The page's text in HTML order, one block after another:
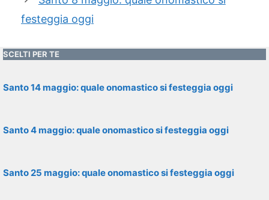
festeggia oggi
SCELTI PER TE
Santo 14 maggio: quale onomastico si festeggia oggi
Santo 4 maggio: quale onomastico si festeggia oggi
Santo 25 maggio: quale onomastico si festeggia oggi